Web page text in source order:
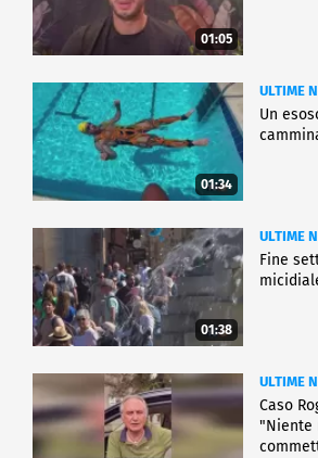
01:05
01:34
ULTIME
Un
01:38
ULTIME
Fine
ULTIME
Caso
"Niente